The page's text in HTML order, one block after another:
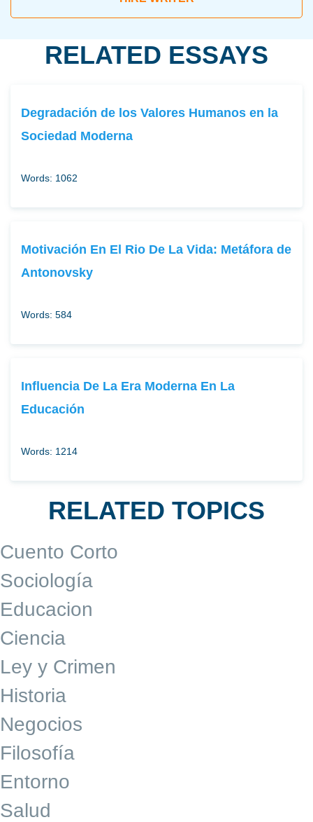
RELATED ESSAYS
Degradación de los Valores Humanos en la
Sociedad Moderna
Words: 1062
Motivación En El Rio De La Vida: Metáfora de
Antonovsky
Words: 584
Influencia De La Era Moderna En La
Educación
Words: 1214
RELATED TOPICS
Cuento Corto
Sociología
Educacion
Ciencia
Ley y Crimen
Historia
Negocios
Filosofía
Entorno
Salud